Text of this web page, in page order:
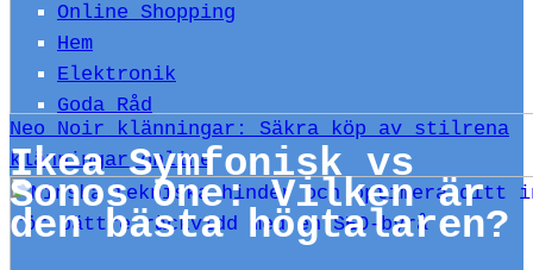
Neo Noir klänningar: Säkra köp av stilrena
klänningar online
Online Shopping
Hem
Elektronik
Goda Råd
Ikea Symfonisk vs
Sonos One: Vilken är
den bästa högtalaren?